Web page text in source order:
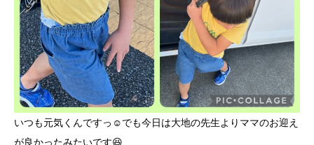
いつも元気くんですっ☺️でも今日は大地の先生よりママのお迎え
が良かったみたいです😆